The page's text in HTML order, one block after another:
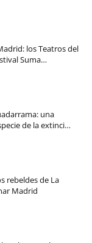
los Teatros del
Suma…
una
de la extinci…
rebeldes de La
Madrid